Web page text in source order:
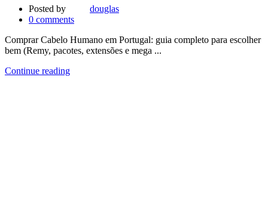
Posted by
douglas
0 comments
Comprar Cabelo Humano em Portugal: guia completo para escolher
bem (Remy, pacotes, extensões e mega ...
Continue reading